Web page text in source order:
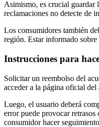
Asimismo, es crucial guardar
reclamaciones no detecte de
Los consumidores también
región. Estar informado
Instrucciones para
Solicitar un reembolso del
acceder a la página oficial
Luego, el usuario deberá
error puede provocar
consumidor hacer